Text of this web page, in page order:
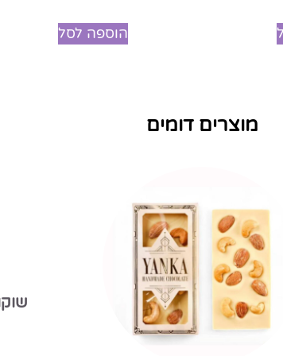
5.00
הוספה לסל
מוצרים דומים
שוקולד לבן בלגי בתוספת פיסטוק
שלם טבעי
₪45.00